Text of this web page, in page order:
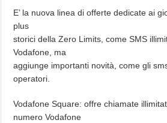
E’ la nuova linea di offerte dedicate ai
plus
storici della Zero Limits, come SMS
Vodafone, ma
aggiunge importanti novità, come gli
operatori.
Vodafone Square: offre chiamate
numero Vodafone